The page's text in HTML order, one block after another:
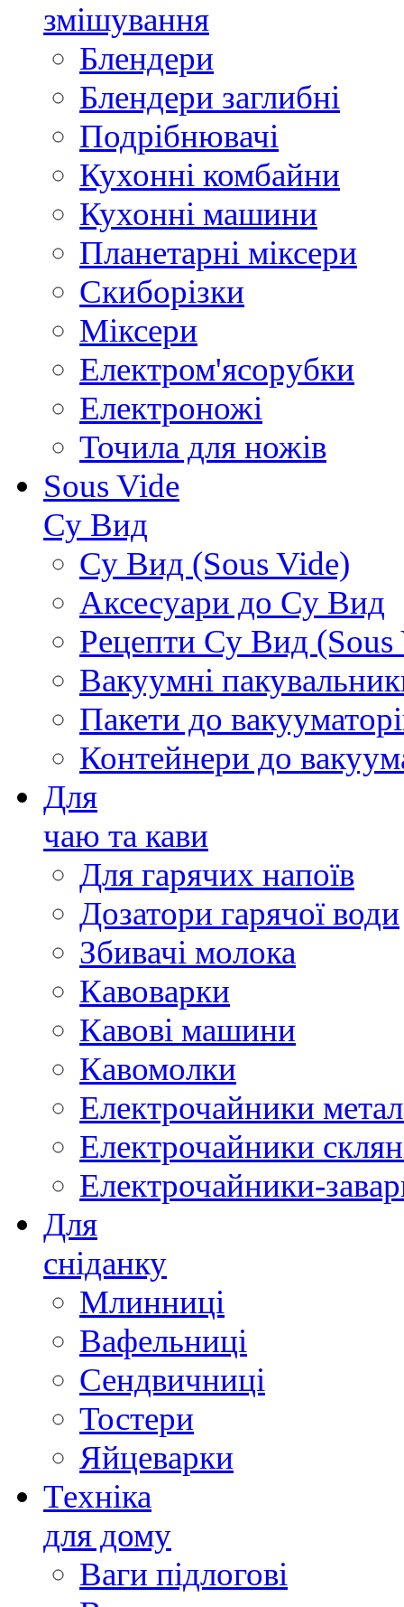
змішування
Блендери
Блендери заглибні
Подрібнювачі
Кухонні комбайни
Кухонні машини
Планетарні міксери
Скиборізки
Міксери
Електром'ясорубки
Електроножі
Точила для ножів
Sous Vide
Су Вид
Су Вид (Sous Vide)
Аксесуари до Су Вид
Рецепти Су Вид (Sous
Вакуумні
Пакети до
Контейнери до
Для
чаю та кави
Для гарячих напоїв
Дозатори гарячої води
Збивачі молока
Кавоварки
Кавові машини
Кавомолки
Електрочайники
Електрочайники
Електрочайники-
Для
сніданку
Млинниці
Вафельниці
Сендвичниці
Тостери
Яйцеварки
Техніка
для дому
Ваги підлогові